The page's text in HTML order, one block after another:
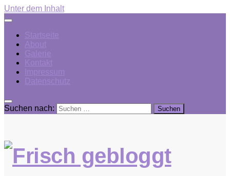
Unter dem Inhalt
Startseite
About
Galerie
Kontakt
Impressum
Datenschutz
Suchen nach: